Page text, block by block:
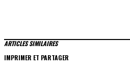
ARTICLES SIMILAIRES
IMPRIMER ET PARTAGER